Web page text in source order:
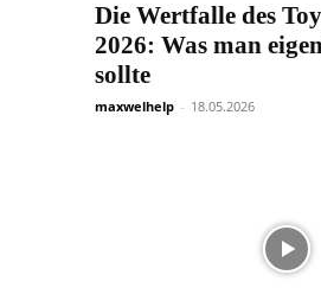
Die Wertfalle des
2026: Was man
sollte
maxwelhelp - 18.05.2026